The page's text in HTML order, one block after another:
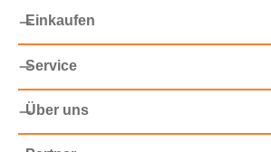
Einkaufen
Service
Über uns